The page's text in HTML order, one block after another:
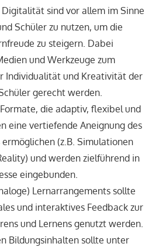
sind vor allem im Sinne
Schüler zu nutzen, um die
zu steigern. Dabei
und Werkzeuge zum
Individualität und Kreativität der
gerecht werden.
die adaptiv, flexibel und
eine vertiefende Aneignung des
(z.B. Simulationen
und werden zielführend in
eingebunden.
Lernarrangements sollte
und interaktives Feedback zur
und Lernens genutzt werden.
Bildungsinhalten sollte unter